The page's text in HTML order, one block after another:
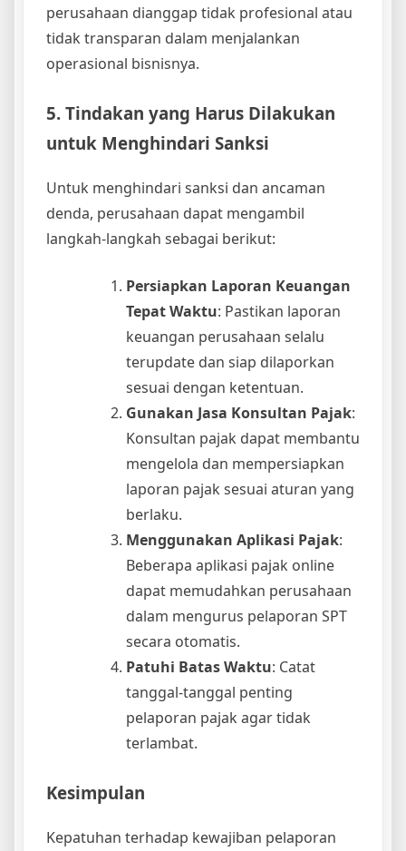
perusahaan dianggap tidak profesional atau
tidak transparan dalam menjalankan
operasional bisnisnya.
5. Tindakan yang Harus Dilakukan
untuk Menghindari Sanksi
Untuk menghindari sanksi dan ancaman
denda, perusahaan dapat mengambil
langkah-langkah sebagai berikut:
Persiapkan Laporan Keuangan
Tepat Waktu: Pastikan laporan
keuangan perusahaan selalu
terupdate dan siap dilaporkan
sesuai dengan ketentuan.
Gunakan Jasa Konsultan Pajak:
Konsultan pajak dapat membantu
mengelola dan mempersiapkan
laporan pajak sesuai aturan yang
berlaku.
Menggunakan Aplikasi Pajak:
Beberapa aplikasi pajak online
dapat memudahkan perusahaan
dalam mengurus pelaporan SPT
secara otomatis.
Patuhi Batas Waktu: Catat
tanggal-tanggal penting
pelaporan pajak agar tidak
terlambat.
Kesimpulan
Kepatuhan terhadap kewajiban pelaporan